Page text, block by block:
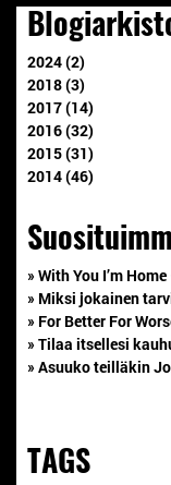
2024 (2)
2018 (3)
2017 (14)
2016 (32)
2015 (31)
2014 (46)
» With You I’m
» Miksi jokainen
» For Better For
» Tilaa itsellesi
» Asuuko teilläkin
TAGS